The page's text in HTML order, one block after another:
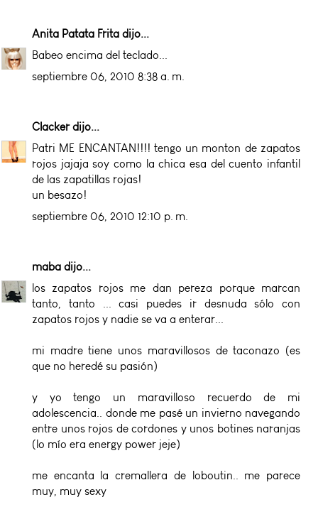
Anita Patata Frita dijo...
Babeo encima del teclado...
septiembre 06, 2010 8:38 a. m.
Clackerdijo...
Patri ME ENCANTAN!!!! tengo un monton de zapatos
rojos jajaja soy como la chica esa del cuento infantil
de las zapatillas rojas!
un besazo!
septiembre 06, 2010 12:10 p. m.
maba dijo...
los zapatos rojos me dan pereza porque marcan
tanto, tanto ... casi puedes ir desnuda sólo con
zapatos rojos y nadie se va a enterar...
mi madre tiene unos maravillosos de taconazo (es
que no heredé su pasión)
y yo tengo un maravilloso recuerdo de mi
adolescencia.. donde me pasé un invierno navegando
entre unos rojos de cordones y unos botines naranjas
(lo mío era energy power jeje)
me encanta la cremallera de loboutin.. me parece
muy, muy sexy